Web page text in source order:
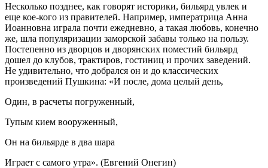
Несколько позднее, как говорят историки, бильярд увлек и
еще кое-кого из правителей. Например, императрица Анна
Иоанновна играла почти ежедневно, а такая любовь, конечно
же, шла популяризации заморской забавы только на пользу.
Постепенно из дворцов и дворянских поместий бильярд
дошел до клубов, трактиров, гостиниц и прочих заведений.
Не удивительно, что добрался он и до классических
произведений Пушкина: «И после, дома целый день,
Один, в расчеты погруженный,
Тупым кием вооруженный,
Он на бильярде в два шара
Играет с самого утра». (Евгений Онегин)